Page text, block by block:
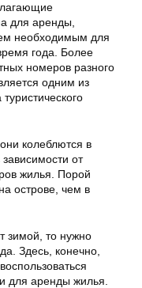
для аренды,
необходимым для
года. Более
номеров разного
одним из
колеблются в
от
жилья. Порой
острове, чем в
зимой, то нужно
Здесь, конечно,
для аренды жилья.